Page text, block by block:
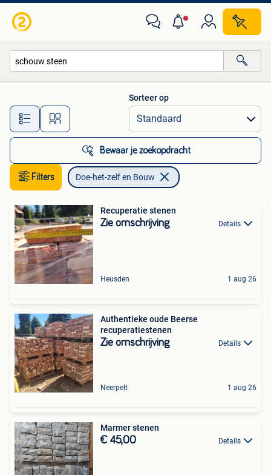
Alle afstanden…
Sorteer op
Bewaar je zoekopdracht
Filters Doe-het-zelf en Bouw
Recuperatie stenen
Zie omschrijving Details
Heusden 1 aug 26
Authentieke oude Beerse
recuperatiestenen
Zie omschrijving Details
Neerpelt 1 aug 26
Marmer stenen
€ 45,00 Details